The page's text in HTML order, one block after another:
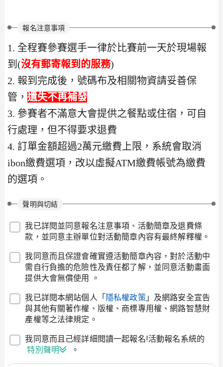
報名注意事項
1. 全程賽參賽選手一律於比賽前一天於現場報
到(沒有郵寄報到的服務)
2. 報到完成後，號碼布及相關物資請妥善保
管，遺失不再補發
3. 參賽者不滿意大會提供之餐點或住宿，可自
行處理，但不得要求退費
4. 訂單金額超過2萬元繳費上限，系統會取消
ibon繳費選項，改以虛擬ATM繳費帳號為繳費
的選項。
聲明與切結
我已詳閱並同意報名注意事項、活動簡章及退費條
款，並同意主辦單位對活動簡章內容有最終解釋權。
我同意而且保證會確實遵活動簡章內容，對於活動中
需自行負擔的危險性及責任都了解，並同意活動畫面
提供大會無償使用 。
我已詳閱本網站個人「 隱私權政策 」及網路安全宣告
與其他有關著作權、版權、商標專用權、網路智慧財
產權等之法律規定。
我同意而且己經詳細閱讀一起報名!活動報名系統的
特別聲明
。